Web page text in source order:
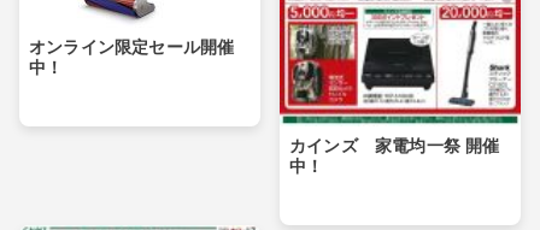
オンライン限定セール開催
中！
カインズ 家電均一祭 開催
中！